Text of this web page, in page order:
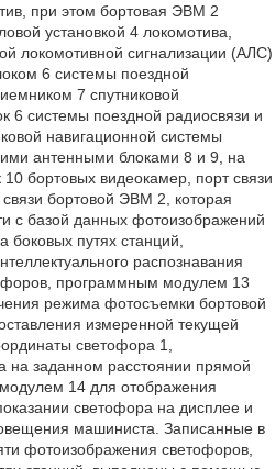
при этом бортовая ЭВМ 2
установкой 4 локомотива,
локомотивной сигнализации (АЛС)
6 системы поездной
7 спутниковой
6 системы поездной радиосвязи и
навигационной системы
антенными блоками 8 и 9, на
10 бортовых видеокамер, порт связи
бортовой ЭВМ 2, которая
с базой данных фотоизображений
путях станций,
распознавания
программным модулем 13
режима фотосъемки бортовой
измеренной текущей
светофора 1,
на заданном расстоянии прямой
14 для отображения
светофора на дисплее и
машиниста. Записанные в
фотоизображения светофоров,